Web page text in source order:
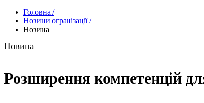
Головна /
Новини огранізації /
Новина
Новина
Розширення компетенцій